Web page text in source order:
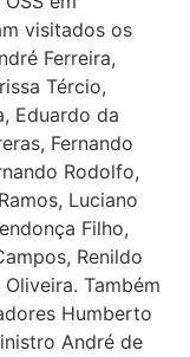
visitados os
Ferreira,
Tércio,
Eduardo da
Fernando
Rodolfo,
Luciano
Filho,
Renildo
Também
Humberto
André de